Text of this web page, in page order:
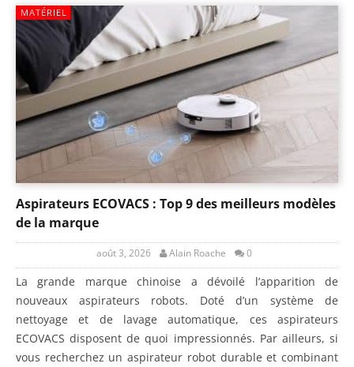
MATÉRIEL
Aspirateurs ECOVACS : Top 9 des meilleurs modèles
de la marque
août 3, 2026 Alain Roache 0
La grande marque chinoise a dévoilé l’apparition de
nouveaux aspirateurs robots. Doté d’un système de
nettoyage et de lavage automatique, ces aspirateurs
ECOVACS disposent de quoi impressionnés. Par ailleurs, si
vous recherchez un aspirateur robot durable et combinant